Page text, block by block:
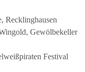
Recklinghausen
Gewölbekeller
Festival